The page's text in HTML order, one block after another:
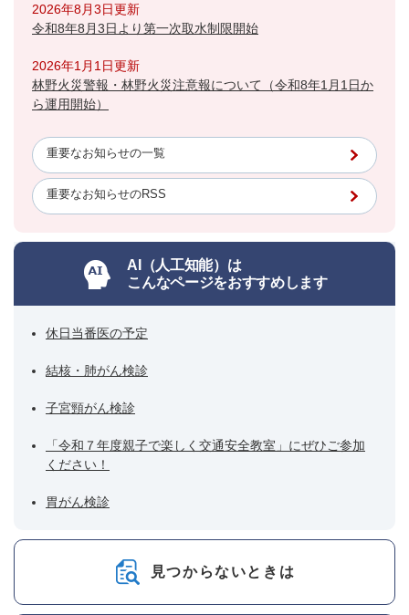
2026年8月3日更新
令和8年8月3日より第一次取水制限開始
2026年1月1日更新
林野火災警報・林野火災注意報について（令和8年1月1日か
ら運用開始）
重要なお知らせの一覧
重要なお知らせのRSS
AI（人工知能）は
こんなページをおすすめします
休日当番医の予定
結核・肺がん検診
子宮頸がん検診
「令和７年度親子で楽しく交通安全教室」にぜひご参加
ください！
胃がん検診
見つからないときは